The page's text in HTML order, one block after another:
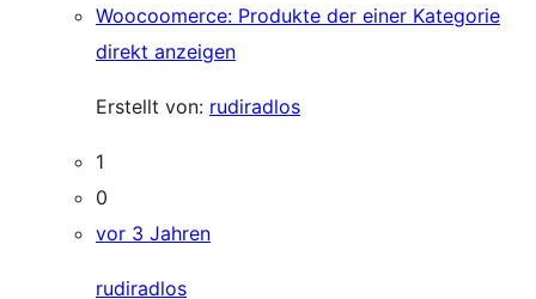
Woocoomerce: Produkte der einer Kategorie
direkt anzeigen
Erstellt von: rudiradlos
1
0
vor 3 Jahren
rudiradlos